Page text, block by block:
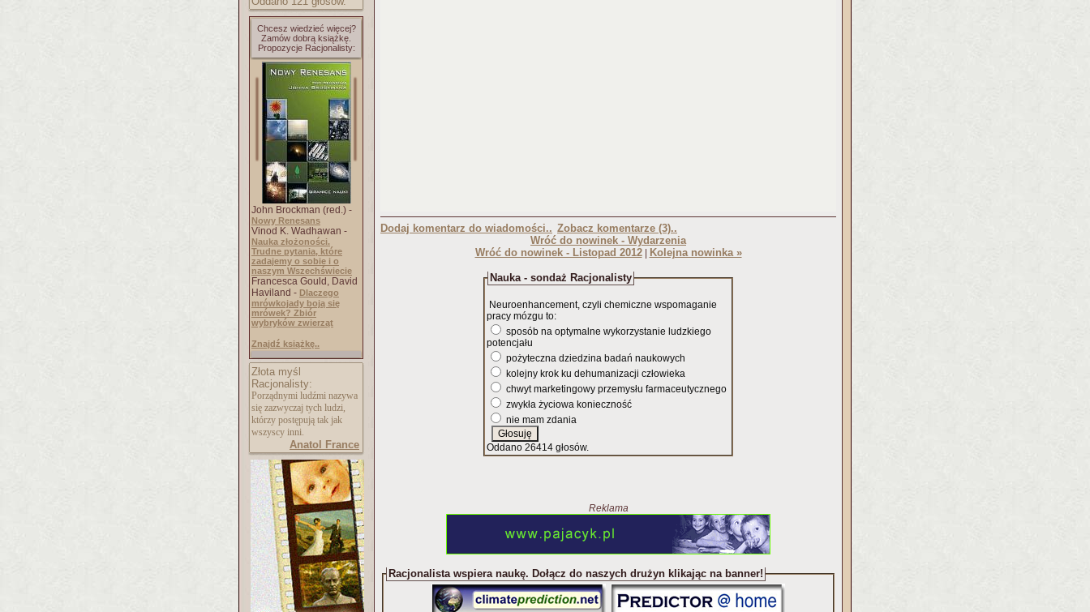
Chcesz wiedzieć więcej?
Zamów dobrą książkę.
Propozycje Racjonalisty:
John Brockman (red.) -
Nowy Renesans
Vinod K. Wadhawan -
Nauka złożoności.
Trudne pytania, które
zadajemy o sobie i o
naszym Wszechświecie
Francesca Gould, David
Haviland - Dlaczego
mrówkojady boją się
mrówek? Zbiór
wybryków zwierząt
Znajdź książkę..
Złota myśl
Racjonalisty:
Porządnymi ludźmi nazywa
się zazwyczaj tych ludzi,
którzy postępują tak jak
wszyscy inni.
Anatol France
Dodaj komentarz do wiadomości.. Zobacz komentarze (3)..
Wróć do nowinek - Wydarzenia
Wróć do nowinek - Listopad 2012| Kolejna nowinka »
Nauka - sondaż Racjonalisty
Neuroenhancement, czyli chemiczne wspomaganie
pracy mózgu to:
sposób na optymalne wykorzystanie ludzkiego
potencjału
pożyteczna dziedzina badań naukowych
kolejny krok ku dehumanizacji człowieka
chwyt marketingowy przemysłu farmaceutycznego
zwykła życiowa konieczność
nie mam zdania
Oddano 26414 głosów.
Reklama
Racjonalista wspiera naukę. Dołącz do naszych drużyn klikając na banner!